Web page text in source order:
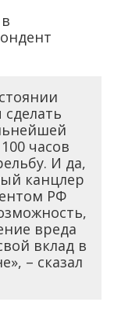
часов
И да,
канцлер
РФ
вреда
вклад в
– сказал